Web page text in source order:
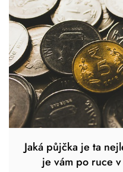
Jaká půjčka je ta
je vám po ruce